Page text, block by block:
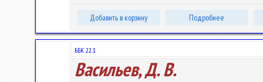
Добавить в корзину Подробнее
ББК 22..1
Васильев, Д. В.